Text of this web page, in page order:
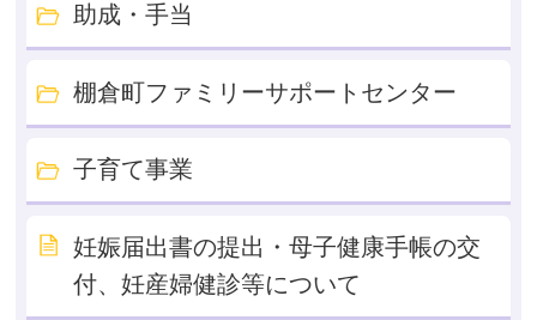
助成・手当
棚倉町ファミリーサポートセンター
子育て事業
妊娠届出書の提出・母子健康手帳の交
付、妊産婦健診等について